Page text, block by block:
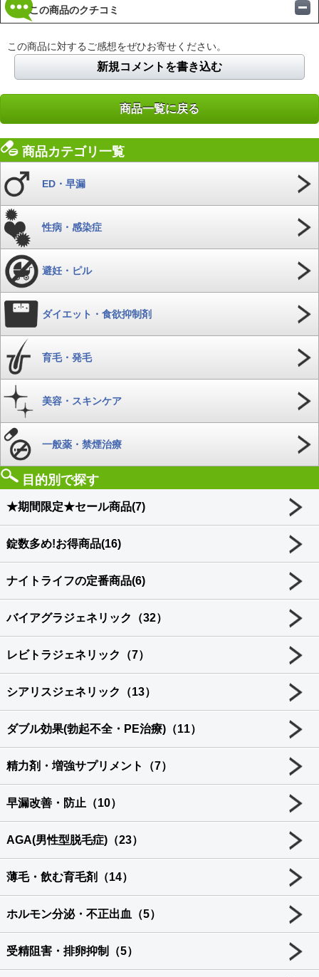
この商品のクチコミ
この商品に対するご感想をぜひお寄せください。
新規コメントを書き込む
商品一覧に戻る
商品カテゴリ一覧
ED・早漏
性病・感染症
避妊・ピル
ダイエット・食欲抑制剤
育毛・発毛
美容・スキンケア
一般薬・禁煙治療
目的別で探す
★期間限定★セール商品(7)
錠数多め!お得商品(16)
ナイトライフの定番商品(6)
バイアグラジェネリック（32）
レビトラジェネリック（7）
シアリスジェネリック（13）
ダブル効果(勃起不全・PE治療)（11）
精力剤・増強サプリメント（7）
早漏改善・防止（10）
AGA(男性型脱毛症)（23）
薄毛・飲む育毛剤（14）
ホルモン分泌・不正出血（5）
受精阻害・排卵抑制（5）